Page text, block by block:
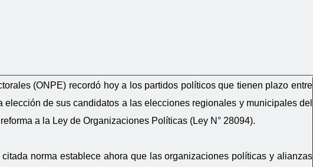
(ONPE) recordó hoy a los partidos políticos que tienen plazo entre
elección de sus candidatos a las elecciones regionales y municipales del
a la Ley de Organizaciones Políticas (Ley N° 28094).
norma establece ahora que las organizaciones políticas y alianzas